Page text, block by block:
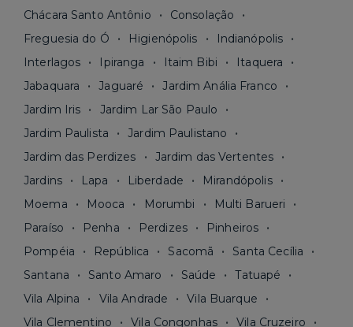
Chácara Santo Antônio
Consolação
Freguesia do Ó
Higienópolis
Indianópolis
Interlagos
Ipiranga Itaim Bibi
Itaquera
Jabaquara
Jaguaré
Jardim Anália Franco
Jardim Iris
Jardim Lar São Paulo
Jardim Paulista
Jardim Paulistano
Jardim das Perdizes
Jardim das Vertentes
Jardins
Lapa Liberdade
Mirandópolis
Moema
Mooca Morumbi
Multi Barueri
Paraíso
Penha Perdizes
Pinheiros
Pompéia
República Sacomã
Santa Cecília
Santana
Santo Amaro Saúde
Tatuapé
Vila Alpina
Vila Andrade
Vila Buarque
Vila Clementino
Vila Congonhas
Vila Cruzeiro